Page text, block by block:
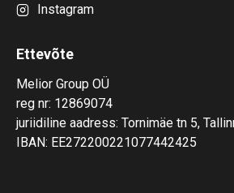
Instagram
Ettevõte
Melior Group OÜ
reg nr: 12869074
juriidiline aadress: Tornimäe tn 5,
IBAN: EE272200221077442425